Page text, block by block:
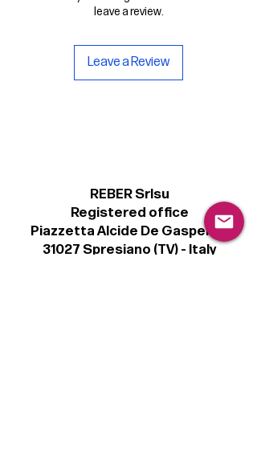
Cricut Design, Cricut
Procreate e Affinity
leave a review.
Leave a Review
REBER Srlsu
Registered office
Piazzetta Alcide De Gasperi, 3
31027 Spresiano (TV) - Italy